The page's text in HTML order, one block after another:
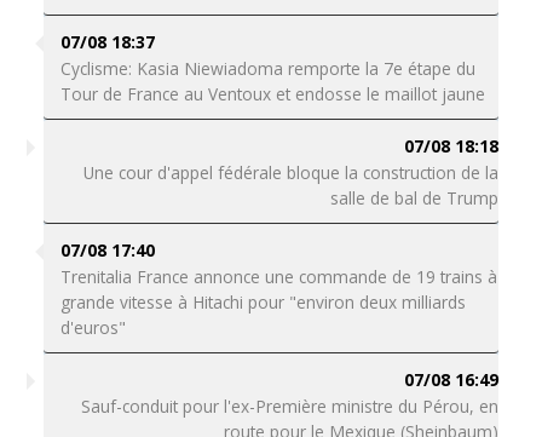
07/08 18:37
Cyclisme: Kasia Niewiadoma remporte la 7e étape du
Tour de France au Ventoux et endosse le maillot jaune
07/08 18:18
Une cour d'appel fédérale bloque la construction de la
salle de bal de Trump
07/08 17:40
Trenitalia France annonce une commande de 19 trains à
grande vitesse à Hitachi pour "environ deux milliards
d'euros"
07/08 16:49
Sauf-conduit pour l'ex-Première ministre du Pérou, en
route pour le Mexique (Sheinbaum)